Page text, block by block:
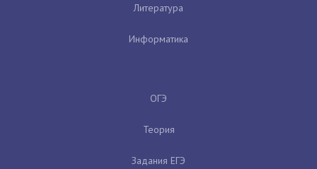
Литература
Информатика
ОГЭ
Теория
Задания ЕГЭ